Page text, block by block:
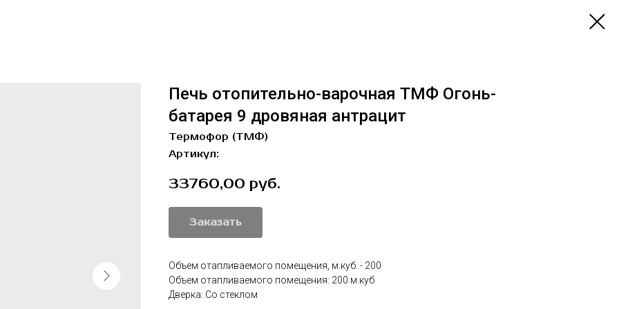
Печь отопительно-варочная ТМФ Огонь-
батарея 9 дровяная антрацит
Термофор (ТМФ)
Артикул:
33760,00 руб.
Заказать
Объем отапливаемого помещения, м.куб. - 200
Объем отапливаемого помещения: 200 м.куб
Дверка: Со стеклом